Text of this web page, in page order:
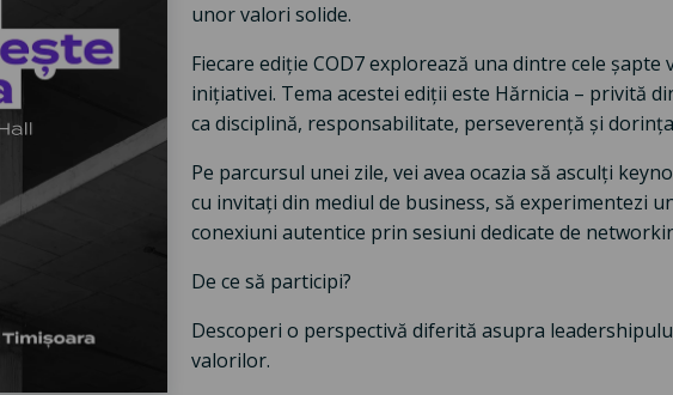
unor valori solide.
Fiecare ediție COD7 explorează una dintre cele
inițiativei. Tema acestei ediții este Hărnicia – privită
ca disciplină, responsabilitate, perseverență și
Pe parcursul unei zile, vei avea ocazia să asculți
cu invitați din mediul de business, să experimentezi
conexiuni autentice prin sesiuni dedicate de
De ce să participi?
Descoperi o perspectivă diferită asupra
valorilor.